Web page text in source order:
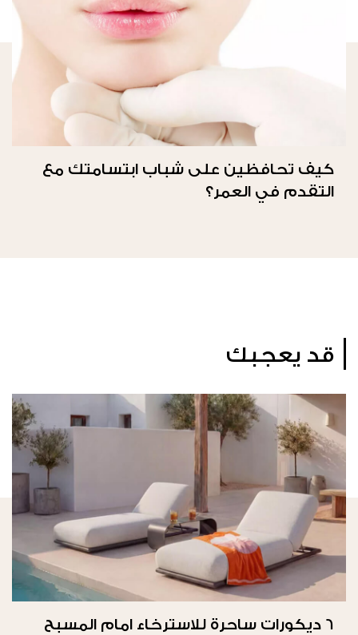
كيف تحافظين على شباب ابتسامتك مع
التقدم في العمر؟
قد يعجبك
6 ديكورات ساحرة للاسترخاء امام المسبح